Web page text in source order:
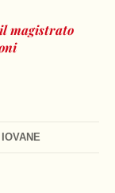
magistrato